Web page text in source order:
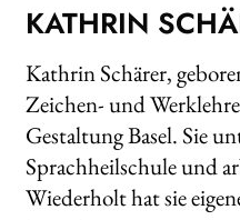
KATHRIN
Kathrin Schärer,
Zeichen- und
Gestaltung Basel. Sie
Sprachheilschule und
Wiederholt hat sie